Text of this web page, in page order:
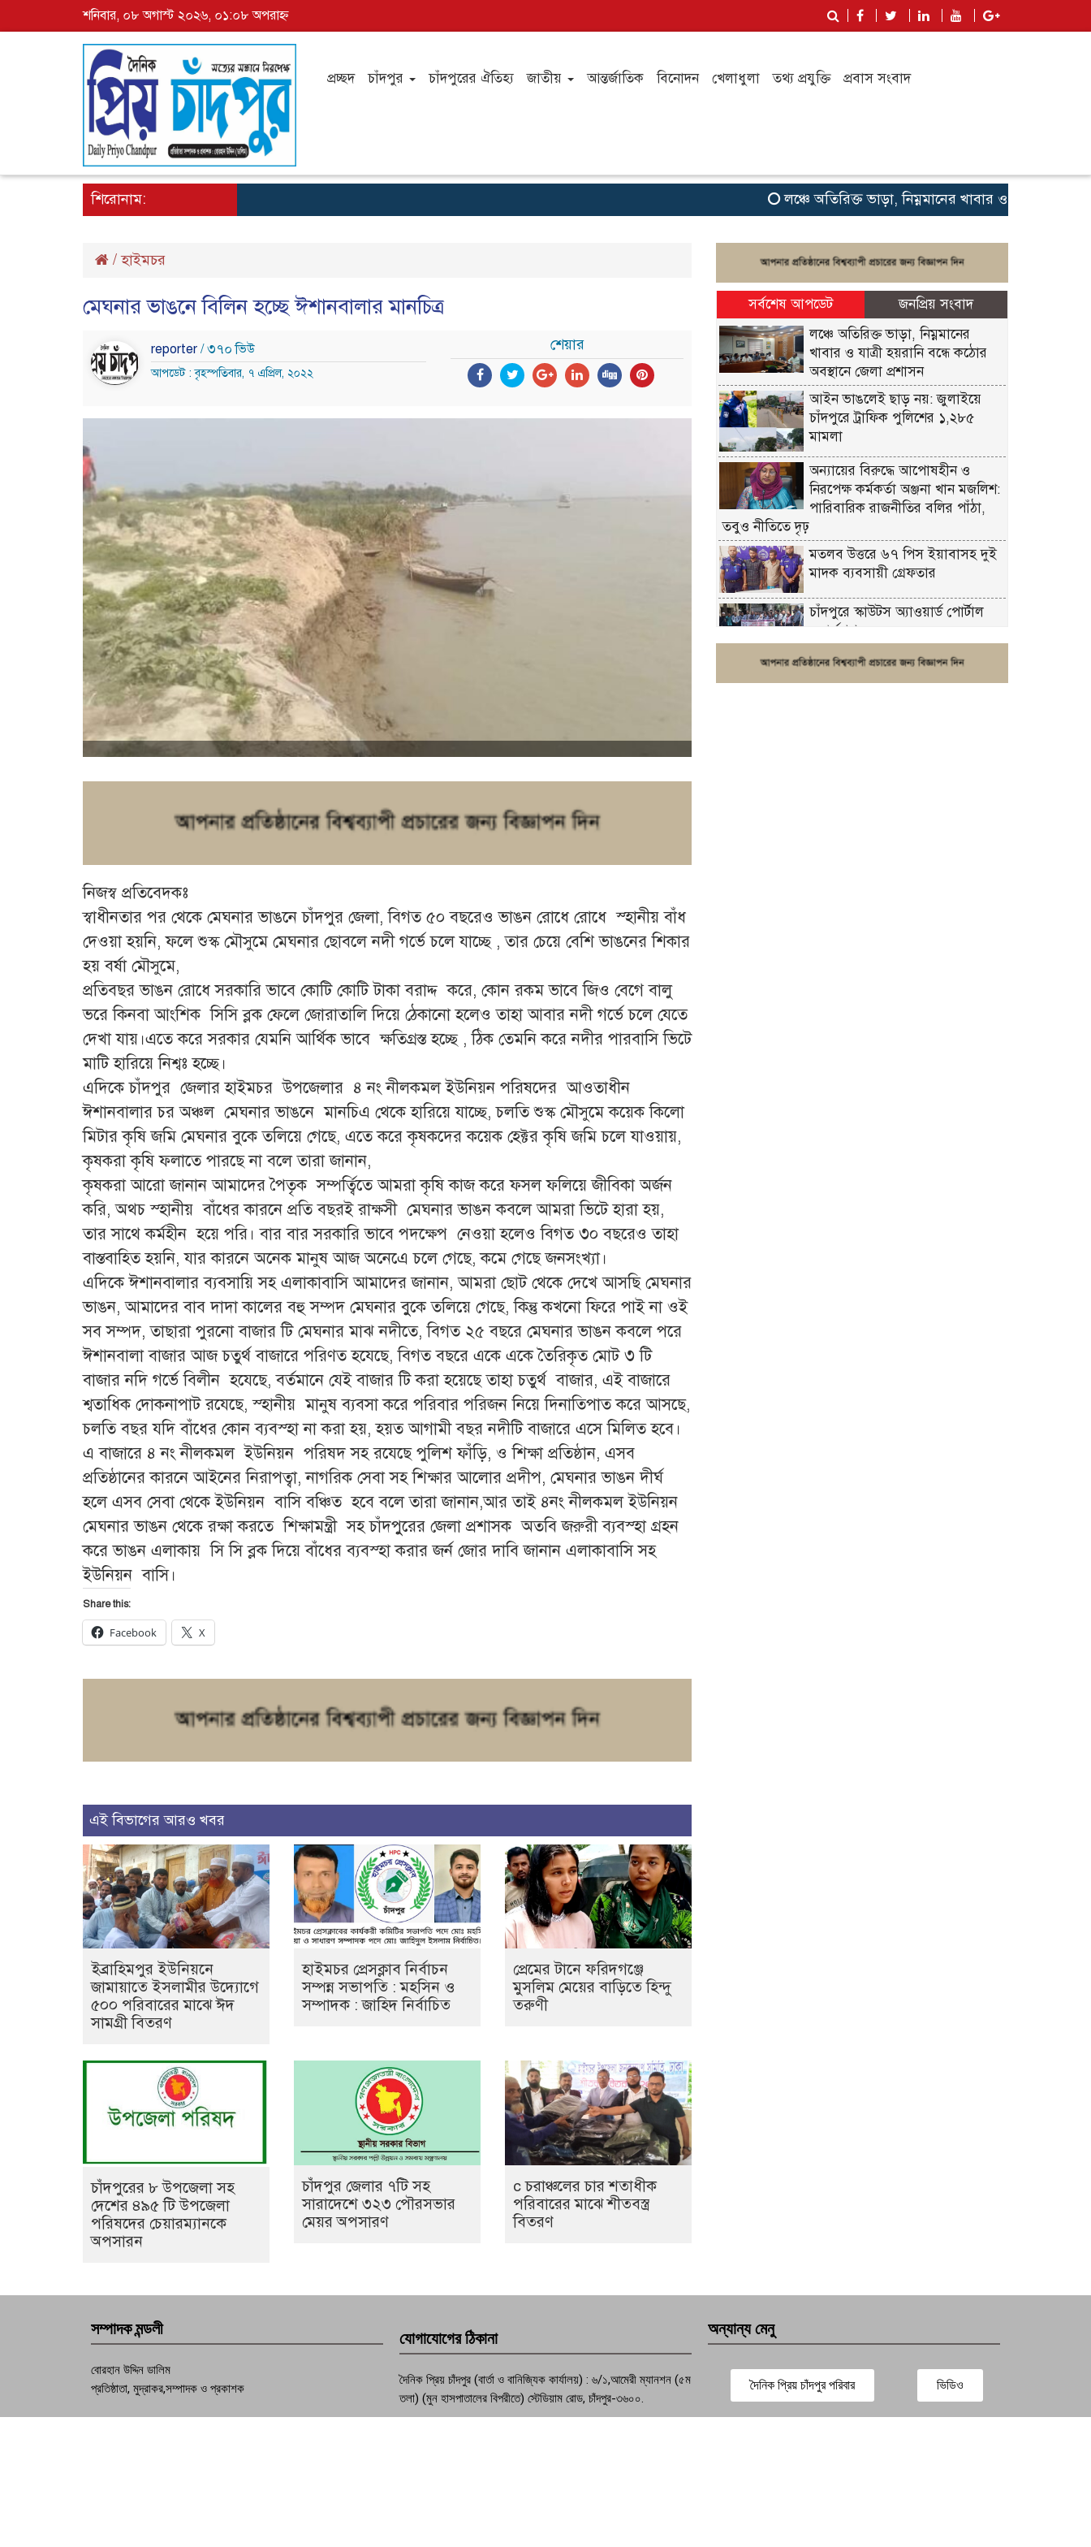
শনিবার, ০৮ অগাস্ট ২০২৬, ০১:০৮ অপরাহ্ন
প্রচ্ছদ চাঁদপুর চাঁদপুরের ঐতিহ্য জাতীয় আন্তর্জাতিক বিনোদন খেলাধুলা তথ্য প্রযুক্তি প্রবাস সংবাদ
শিরোনাম: লঞ্চে অতিরিক্ত ভাড়া, নিম্নমানের খাবার ও যাত্রী হয়রানি
/হাইমচর
মেঘনার ভাঙনে বিলিন হচ্ছে ঈশানবালার মানচিত্র
reporter / ৩৭০ ভিউ
আপডেট : বৃহস্পতিবার, ৭ এপ্রিল, ২০২২
শেয়ার
নিজস্ব প্রতিবেদকঃ
স্বাধীনতার পর থেকে মেঘনার ভাঙনে চাঁদপুর জেলা, বিগত ৫০ বছরেও ভাঙন রোধে রোধে স্হানীয় বাঁধ
দেওয়া হয়নি, ফলে শুস্ক মৌসুমে মেঘনার ছোবলে নদী গর্ভে চলে যাচ্ছে , তার চেয়ে বেশি ভাঙনের শিকার
হয় বর্ষা মৌসুমে,
প্রতিবছর ভাঙন রোধে সরকারি ভাবে কোটি কোটি টাকা বরাদ্দ করে, কোন রকম ভাবে জিও বেগে বালু
ভরে কিনবা আংশিক সিসি ব্লক ফেলে জোরাতালি দিয়ে ঠেকানো হলেও তাহা আবার নদী গর্ভে চলে যেতে
দেখা যায়।এতে করে সরকার যেমনি আর্থিক ভাবে ক্ষতিগ্রস্ত হচ্ছে , ঠিক তেমনি করে নদীর পারবাসি ভিটে
মাটি হারিয়ে নিশ্বঃ হচ্ছে।
এদিকে চাঁদপুর জেলার হাইমচর উপজেলার ৪ নং নীলকমল ইউনিয়ন পরিষদের আওতাধীন
ঈশানবালার চর অঞ্চল মেঘনার ভাঙনে মানচিএ থেকে হারিয়ে যাচ্ছে, চলতি শুস্ক মৌসুমে কয়েক কিলো
মিটার কৃষি জমি মেঘনার বুকে তলিয়ে গেছে, এতে করে কৃষকদের কয়েক হেক্টর কৃষি জমি চলে যাওয়ায়,
কৃষকরা কৃষি ফলাতে পারছে না বলে তারা জানান,
কৃষকরা আরো জানান আমাদের পৈতৃক সম্পর্ত্বিতে আমরা কৃষি কাজ করে ফসল ফলিয়ে জীবিকা অর্জন
করি, অথচ স্হানীয় বাঁধের কারনে প্রতি বছরই রাক্ষসী মেঘনার ভাঙন কবলে আমরা ভিটে হারা হয়,
তার সাথে কর্মহীন হয়ে পরি। বার বার সরকারি ভাবে পদক্ষেপ নেওয়া হলেও বিগত ৩০ বছরেও তাহা
বাস্তবাহিত হয়নি, যার কারনে অনেক মানুষ আজ অনেএে চলে গেছে, কমে গেছে জনসংখ্যা।
এদিকে ঈশানবালার ব্যবসায়ি সহ এলাকাবাসি আমাদের জানান, আমরা ছোট থেকে দেখে আসছি মেঘনার
ভাঙন, আমাদের বাব দাদা কালের বহু সম্পদ মেঘনার বুুকে তলিয়ে গেছে, কিন্তু কখনো ফিরে পাই না ওই
সব সম্পদ, তাছারা পুরনো বাজার টি মেঘনার মাঝ নদীতে, বিগত ২৫ বছরে মেঘনার ভাঙন কবলে পরে
ঈশানবালা বাজার আজ চতুর্থ বাজারে পরিণত হযেছে, বিগত বছরে একে একে তৈরিকৃত মোট ৩ টি
বাজার নদি গর্ভে বিলীন হযেছে, বর্তমানে যেই বাজার টি করা হয়েছে তাহা চতুর্থ বাজার, এই বাজারে
শ্বতাধিক দোকনাপাট রযেছে, স্হানীয় মানুষ ব্যবসা করে পরিবার পরিজন নিয়ে দিনাতিপাত করে আসছে,
চলতি বছর যদি বাঁধের কোন ব্যবস্হা না করা হয়, হয়ত আগামী বছর নদীটি বাজারে এসে মিলিত হবে।
এ বাজারে ৪ নং নীলকমল ইউনিয়ন পরিষদ সহ রযেছে পুলিশ ফাঁড়ি, ও শিক্ষা প্রতিষ্ঠান, এসব
প্রতিষ্ঠানের কারনে আইনের নিরাপত্বা, নাগরিক সেবা সহ শিক্ষার আলোর প্রদীপ, মেঘনার ভাঙন দীর্ঘ
হলে এসব সেবা থেকে ইউনিয়ন বাসি বঞ্চিত হবে বলে তারা জানান,আর তাই ৪নং নীলকমল ইউনিয়ন
মেঘনার ভাঙন থেকে রক্ষা করতে শিক্ষামন্ত্রী সহ চাঁদপুুরের জেলা প্রশাসক অতবি জরুরী ব্যবস্হা গ্রহন
করে ভাঙন এলাকায় সি সি ব্লক দিয়ে বাঁধের ব্যবস্হা করার জর্ন জোর দাবি জানান এলাকাবাসি সহ
ইউনিয়ন বাসি।
Share this:
Facebook X
এই বিভাগের আরও খবর
ইব্রাহিমপুর ইউনিয়নে
জামায়াতে ইসলামীর উদ্যোগে
৫০০ পরিবারের মাঝে ঈদ
সামগ্রী বিতরণ
হাইমচর প্রেসক্লাব নির্বাচন
সম্পন্ন সভাপতি : মহসিন ও
সম্পাদক : জাহিদ নির্বাচিত
প্রেমের টানে ফরিদগঞ্জে
মুসলিম মেয়ের বাড়িতে হিন্দু
তরুণী
চাঁদপুরের ৮ উপজেলা সহ
দেশের ৪৯৫ টি উপজেলা
পরিষদের চেয়ারম্যানকে
অপসারন
চাঁদপুর জেলার ৭টি সহ
সারাদেশে ৩২৩ পৌরসভার
মেয়র অপসারণ
c চরাঞ্চলের চার শতাধীক
পরিবারের মাঝে শীতবস্ত্র
বিতরণ
সর্বশেষ আপডেট
জনপ্রিয় সংবাদ
লঞ্চে অতিরিক্ত ভাড়া, নিম্নমানের
খাবার ও যাত্রী হয়রানি বন্ধে কঠোর
অবস্থানে জেলা প্রশাসন
আইন ভাঙলেই ছাড় নয়: জুলাইয়ে
চাঁদপুরে ট্রাফিক পুলিশের ১,২৮৫
মামলা
অন্যায়ের বিরুদ্ধে আপোষহীন ও
নিরপেক্ষ কর্মকর্তা অঞ্জনা খান মজলিশ:
পারিবারিক রাজনীতির বলির পাঁঠা,
তবুও নীতিতে দৃঢ়
মতলব উত্তরে ৬৭ পিস ইয়াবাসহ দুই
মাদক ব্যবসায়ী গ্রেফতার
চাঁদপুরে স্কাউটস অ্যাওয়ার্ড পোর্টাল
ওয়ার্কশপ
ফরিদগঞ্জে চুরির আতঙ্ক: এক সপ্তাহে
২০টির বেশি ঘটনা, নিরাপত্তাহীনতায়
সম্পাদক মন্ডলী
বোরহান উদ্দিন ডালিম
প্রতিষ্ঠাতা, মুদ্রাকর,সম্পাদক ও প্রকাশক
যোগাযোগের ঠিকানা
দৈনিক প্রিয় চাঁদপুর (বার্তা ও বানিজ্যিক কার্যালয়) : ৬/১,আমেরী ম্যানশন (৫ম
তলা) (মুন হাসপাতালের বিপরীতে) স্টেডিয়াম রোড, চাঁদপুর-৩৬০০.
অন্যান্য মেনু
দৈনিক প্রিয় চাঁদপুর পরিবার ভিডিও